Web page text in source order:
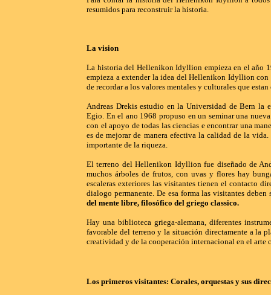
resumidos para reconstruir la historia.
La vision
La historia del Hellenikon Idyllion empieza en el año
empieza a extender la idea del Hellenikon Idyllion
de recordar a los valores mentales y culturales que
Andreas Drekis estudio en la Universidad de Bern la
Egio. En el ano 1968 propuso en un seminar una
con el apoyo de todas las ciencias e encontrar una
es de mejorar de manera efectiva la calidad de la
importante de la riqueza.
El terreno del Hellenikon Idyllion fue diseñado de
muchos árboles de frutos, con uvas y flores hay
escaleras exteriores las visitantes tienen el contacto
dialogo permanente. De esa forma las visitantes
del mente libre, filosófico del griego classico.
Hay una biblioteca griega-alemana, diferentes
favorable del terreno y la situación directamente a la
creatividad y de la cooperación internacional en el arte
Los primeros visitantes: Corales, orquestas y sus